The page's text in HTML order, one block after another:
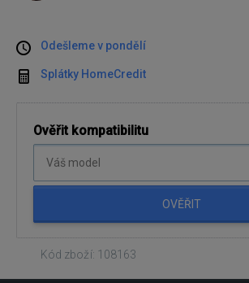
Odešleme v pondělí
Splátky HomeCredit
Ověřit kompatibilitu
OVĚŘIT
Kód zboží: 108163